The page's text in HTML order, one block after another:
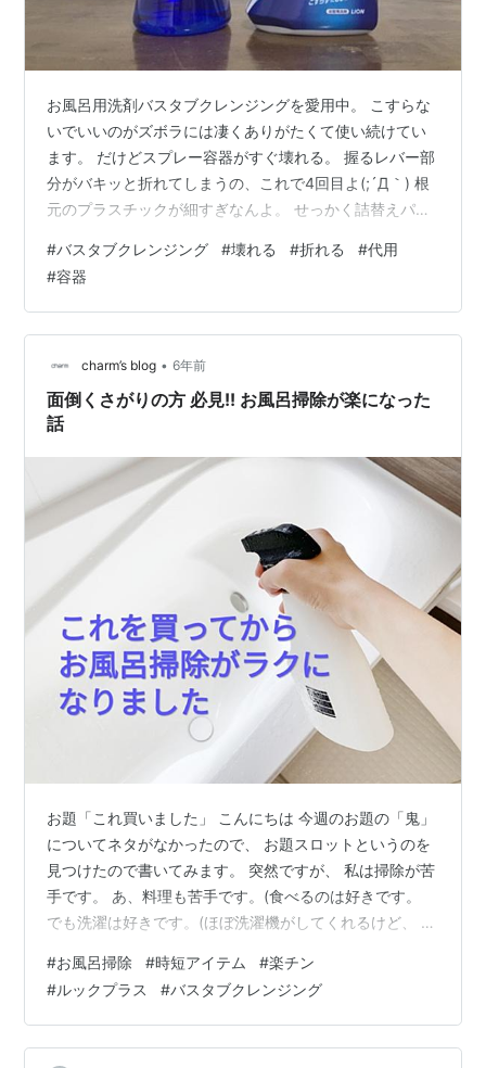
お風呂用洗剤バスタブクレンジングを愛用中。 こすらな
いでいいのがズボラには凄くありがたくて使い続けてい
ます。 だけどスプレー容器がすぐ壊れる。 握るレバー部
分がバキッと折れてしまうの、これで4回目よ(;´Д｀) 根
元のプラスチックが細すぎなんよ。 せっかく詰替えパウ
ッときて… 100均でスプレーボトルを買ってしまった。
ダイソーの使用感 とりあえず買ったダイソーの500mlボ
トル。 鮮やかなブルーの液がどぎついが、薬品ぽさ全開
でなんだか可愛い。 ワンプッシュの噴射範囲もわりと広
めで、代用品でも問題なく使えました。 違うと感じたの
は色ですかね。 …
#バスタブクレンジング #壊れる #折れる #代用
#容器
charm’s blog • 6年前
面倒くさがりの方 必見!! お風呂掃除が楽になった
話
お題「これ買いました」 こんにちは 今週のお題の「鬼」
についてネタがなかったので、 お題スロットというのを
見つけたので書いてみます。 突然ですが、 私は掃除が苦
手です。 あ、料理も苦手です。(食べるのは好きです。
でも洗濯は好きです。(ほぼ洗濯機がしてくれるけど、 干
で、 ずーーっと母に任せっきりでした。 (母は働き者の
神やと思っています。 そんなぬくぬく育ってきた私が、
同棲を期に 掃除や料理を一応は頑張っているわけです。
前置きがだいぶ長くなってしまいましたが、 面倒くさ
#お風呂掃除 #時短アイテム #楽チン
#ルックプラス #バスタブクレンジング